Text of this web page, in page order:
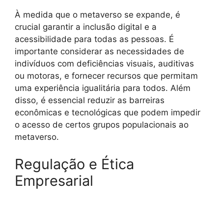
À medida que o metaverso se expande, é
crucial garantir a inclusão digital e a
acessibilidade para todas as pessoas. É
importante considerar as necessidades de
indivíduos com deficiências visuais, auditivas
ou motoras, e fornecer recursos que permitam
uma experiência igualitária para todos. Além
disso, é essencial reduzir as barreiras
econômicas e tecnológicas que podem impedir
o acesso de certos grupos populacionais ao
metaverso.
Regulação e Ética
Empresarial